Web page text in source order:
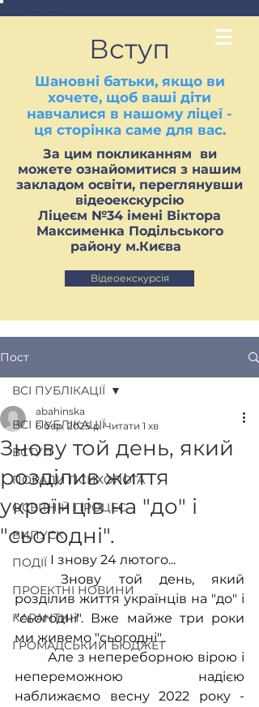
Вступ
Шановні батьки, якщо ви
хочете, щоб ваші діти
навчалися в нашому ліцеї -
ця сторінка саме для вас.
За цим покликанням ви
можете ознайомитися з нашим
закладом освіти, переглянувши
відеоекскурсію
Ліцеєм №34 імені Віктора
Максименка Подільського
району м.Києва
Відеоекскурсія
Пост
ВСІ ПУБЛІКАЦІЇ
ВСТУП
ПОРАДИ ПСИХОЛОГА
ОСВІТНІЙ ПРОЦЕС
ВИПУСК
ПОДІЇ
ПРОЕКТНІ НОВИНИ
КАРАНТИН
ГРОМАДСЬКИЙ БЮДЖЕТ
ВСІ ПУБЛІКАЦІЇ
Знову той день, який
розділив життя
українців на "до" і
"сьогодні".
abahinska
6 бер. 2025 р. Читати 1 хв
	 І знову 24 лютого...
	Знову той день, який
розділив життя українців на "до" і
"сьогодні". Вже майже три роки
ми живемо "сьогодні"..
непереможною надією
наближаємо весну 2022 року -